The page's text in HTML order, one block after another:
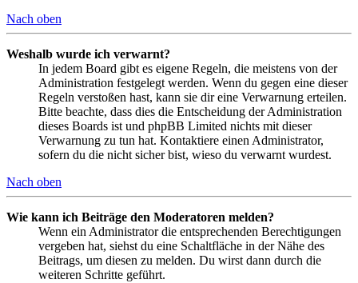
Nach oben
Weshalb wurde ich verwarnt?
In jedem Board gibt es eigene Regeln, die meistens von der
Administration festgelegt werden. Wenn du gegen eine dieser
Regeln verstoßen hast, kann sie dir eine Verwarnung erteilen.
Bitte beachte, dass dies die Entscheidung der Administration
dieses Boards ist und phpBB Limited nichts mit dieser
Verwarnung zu tun hat. Kontaktiere einen Administrator,
sofern du die nicht sicher bist, wieso du verwarnt wurdest.
Nach oben
Wie kann ich Beiträge den Moderatoren melden?
Wenn ein Administrator die entsprechenden Berechtigungen
vergeben hat, siehst du eine Schaltfläche in der Nähe des
Beitrags, um diesen zu melden. Du wirst dann durch die
weiteren Schritte geführt.